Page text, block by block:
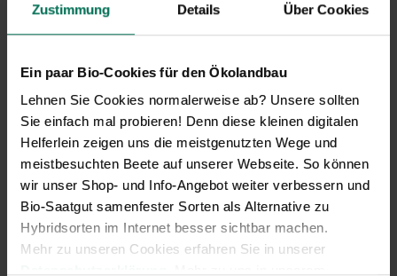
Zustimmung Details Über Cookies
Ein paar Bio-Cookies für den Ökolandbau
Lehnen Sie Cookies normalerweise ab? Unsere sollten
Sie einfach mal probieren! Denn diese kleinen digitalen
Helferlein zeigen uns die meistgenutzten Wege und
meistbesuchten Beete auf unserer Webseite. So können
wir unser Shop- und Info-Angebot weiter verbessern und
Bio-Saatgut samenfester Sorten als Alternative zu
Hybridsorten im Internet besser sichtbar machen.
Mehr zu unseren Cookies erfahren Sie in unserer
Novelties & Price List 2026
Discover new open pollinated
vareties and technically prepared
seed formats.
Browse online here